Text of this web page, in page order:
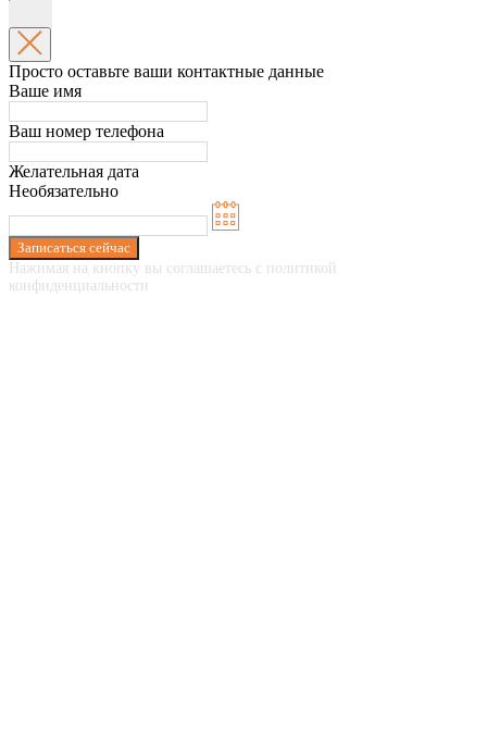
Просто оставьте ваши контактные данные
Ваше имя
Ваш номер телефона
Желательная дата
Необязательно
Записаться сейчас
Нажимая на кнопку вы соглашаетесь с политикой
конфиденциальности